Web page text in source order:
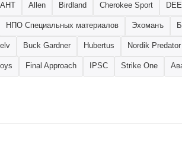
Allen Birdland Cherokee Sport
НПО Специальных материалов Эхоманъ
Buck Gardner Hubertus Nordik Predator
Final Approach IPSC Strike One